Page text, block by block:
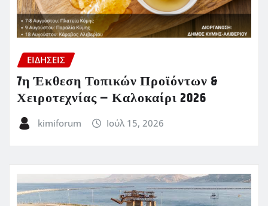
ΕΙΔΗΣΕΙΣ
7η Έκθεση Τοπικών Προϊόντων &
Χειροτεχνίας – Καλοκαίρι 2026
kimiforum Ιούλ 15, 2026